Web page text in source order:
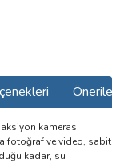
kamerası
fotoğraf ve video, sabit
kadar, su